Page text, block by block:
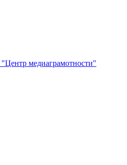
медиаграмотности"